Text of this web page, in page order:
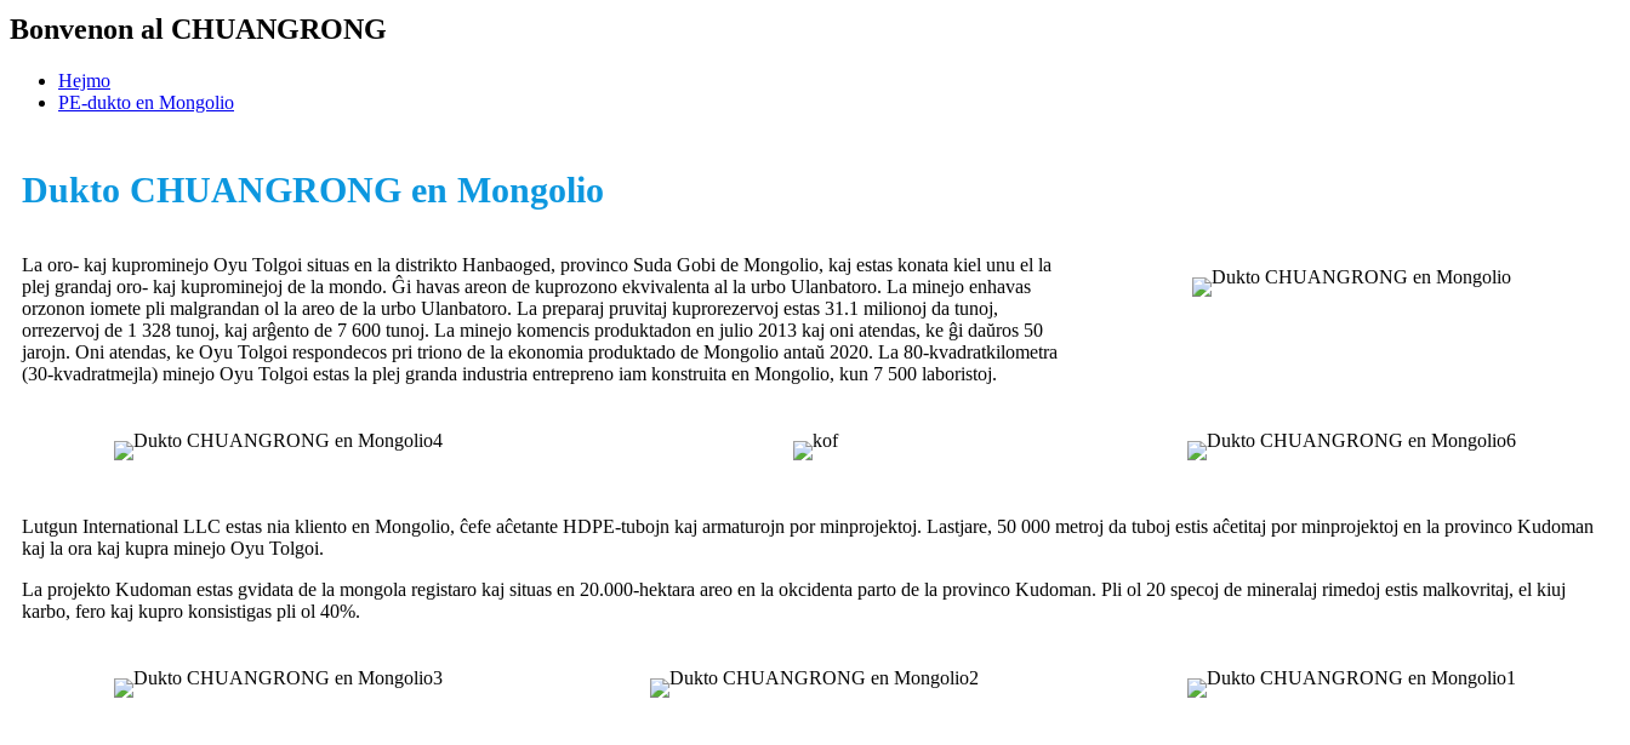
Bonvenon al CHUANGRONG
Hejmo
PE-dukto en Mongolio
Dukto CHUANGRONG en Mongolio
La oro- kaj kuprominejo Oyu Tolgoi situas en la distrikto Hanbaoged, provinco Suda Gobi de Mongolio, kaj estas konata kiel unu el la
plej grandaj oro- kaj kuprominejoj de la mondo. Ĝi havas areon de kuprozono ekvivalenta al la urbo Ulanbatoro. La minejo enhavas
orzonon iomete pli malgrandan ol la areo de la urbo Ulanbatoro. La preparaj pruvitaj kuprorezervoj estas 31.1 milionoj da tunoj,
orrezervoj de 1 328 tunoj, kaj arĝento de 7 600 tunoj. La minejo komencis produktadon en julio 2013 kaj oni atendas, ke ĝi daŭros 50
jarojn. Oni atendas, ke Oyu Tolgoi respondecos pri triono de la ekonomia produktado de Mongolio antaŭ 2020. La 80-kvadratkilometra
(30-kvadratmejla) minejo Oyu Tolgoi estas la plej granda industria entrepreno iam konstruita en Mongolio, kun 7 500 laboristoj.
Lutgun International LLC estas nia kliento en Mongolio, ĉefe aĉetante HDPE-tubojn kaj armaturojn por minprojektoj. Lastjare, 50 000 metroj da tuboj estis aĉetitaj por minprojektoj en la provinco Kudoman
kaj la ora kaj kupra minejo Oyu Tolgoi.
La projekto Kudoman estas gvidata de la mongola registaro kaj situas en 20.000-hektara areo en la okcidenta parto de la provinco Kudoman. Pli ol 20 specoj de mineralaj rimedoj estis malkovritaj, el kiuj
karbo, fero kaj kupro konsistigas pli ol 40%.